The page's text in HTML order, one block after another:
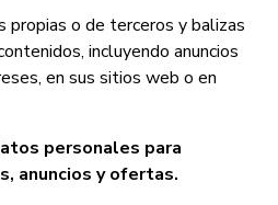
propias o de terceros y balizas
incluyendo anuncios
en sus sitios web o en
personales para
anuncios y ofertas.